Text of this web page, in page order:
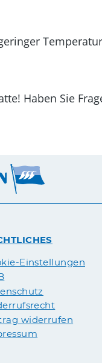
Haben Sie
Einstellungen
widerrufen